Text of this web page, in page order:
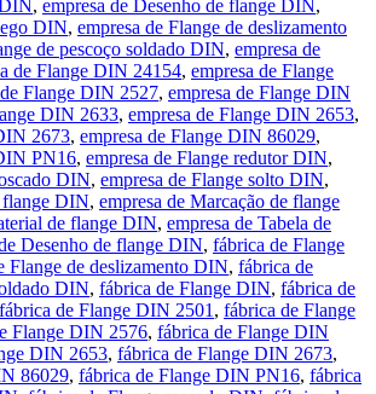
, empresa de Desenho de flange DIN,
DIN, empresa de Flange de deslizamento
de pescoço soldado DIN, empresa de
de Flange DIN 24154, empresa de Flange
Flange DIN 2527, empresa de Flange DIN
DIN 2633, empresa de Flange DIN 2653,
2673, empresa de Flange DIN 86029,
PN16, empresa de Flange redutor DIN,
DIN, empresa de Flange solto DIN,
flange DIN, empresa de Marcação de flange
de flange DIN, empresa de Tabela de
Desenho de flange DIN, fábrica de Flange
Flange de deslizamento DIN, fábrica de
DIN, fábrica de Flange DIN, fábrica de
fábrica de Flange DIN 2501 , fábrica de Flange
Flange DIN 2576, fábrica de Flange DIN
DIN 2653, fábrica de Flange DIN 2673,
86029, fábrica de Flange DIN PN16, fábrica